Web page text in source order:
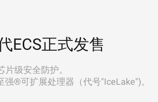
ECS正式发售
片级安全防护。
®可扩展处理器（代号"IceLake")。